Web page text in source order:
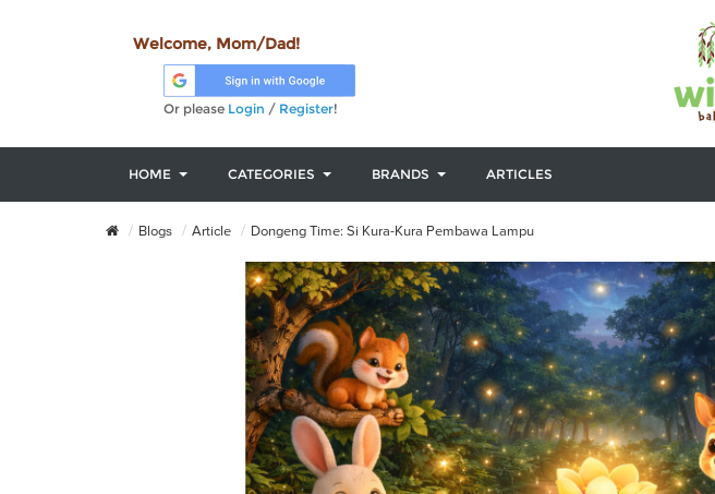
Welcome, Mom/Dad!
Or please Login / Register!
HOME CATEGORIES BRANDS ARTICLES
Blogs Article Dongeng Time: Si Kura-Kura Pembawa Lampu